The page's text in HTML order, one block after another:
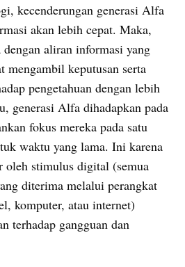
kecenderungan generasi Alfa
akan lebih cepat. Maka,
aliran informasi yang
mengambil keputusan serta
pengetahuan dengan lebih
generasi Alfa dihadapkan pada
fokus mereka pada satu
waktu yang lama. Ini karena
oleh stimulus digital (semua
diterima melalui perangkat
komputer, atau internet)
terhadap gangguan dan